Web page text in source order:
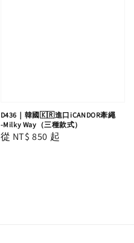
D436｜韓國🇰🇷進口iCANDOR牽繩
-Milky Way（三種款式）
Regular
從 NT$ 850 起